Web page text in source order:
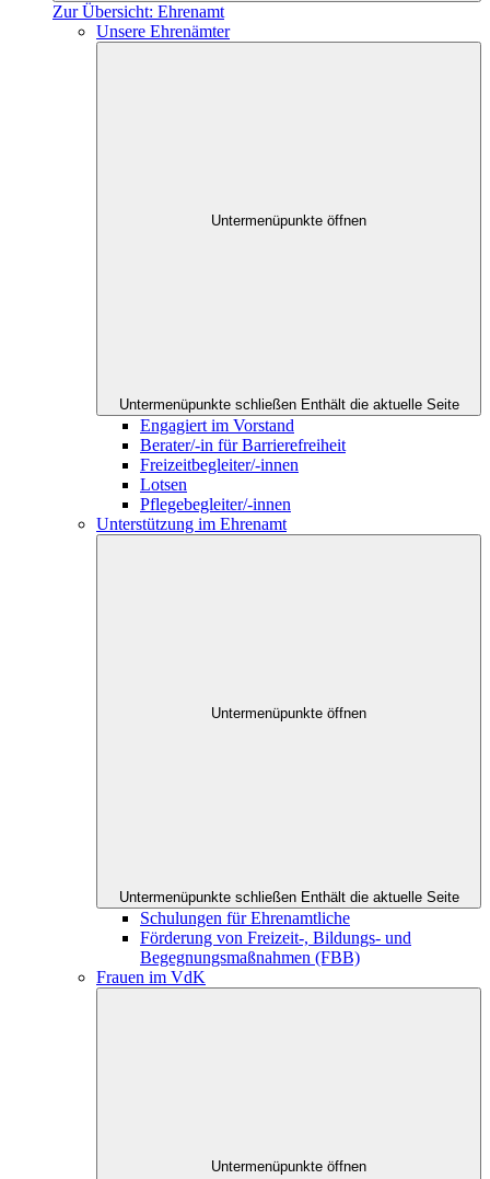
Zur Übersicht: Ehrenamt
Unsere Ehrenämter
Untermenüpunkte öffnen
Untermenüpunkte schließen Enthält die aktuelle Seite
Engagiert im Vorstand
Berater/-in für Barrierefreiheit
Freizeitbegleiter/-innen
Lotsen
Pflegebegleiter/-innen
Unterstützung im Ehrenamt
Untermenüpunkte öffnen
Untermenüpunkte schließen Enthält die aktuelle Seite
Schulungen für Ehrenamtliche
Förderung von Freizeit-, Bildungs- und
Begegnungsmaßnahmen (FBB)
Frauen im VdK
Untermenüpunkte öffnen